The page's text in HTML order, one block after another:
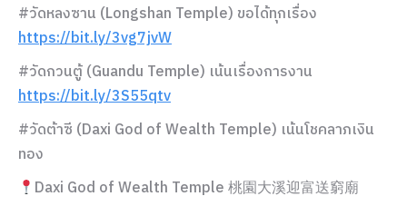
#วัดหลงซาน (Longshan Temple) ขอได้ทุกเรื่อง
https://bit.ly/3vg7jvW
#วัดกวนตู้ (Guandu Temple) เน้นเรื่องการงาน
https://bit.ly/3S55qtv
#วัดต้าซี (Daxi God of Wealth Temple) เน้นโชคลาภเงิน
ทอง
Daxi God of Wealth Temple 桃園大溪迎富送窮廟